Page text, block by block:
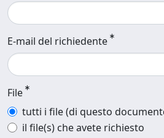
E-mail del richiedente
File
tutti i file (di questo
il file(s) che avete richiesto